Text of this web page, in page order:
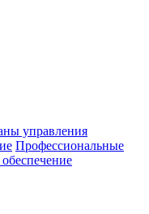
управления
Профессиональные